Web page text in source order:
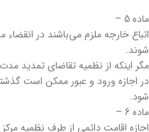
‌ماده 5 –
اتباع خارجه ملزم می‌باشند در
شوند.
مگر اینکه از نظمیه تقاضای تمدید
‌در اجازه ورود و عبور ممکن است
شود.
‌ماده 6 –
اجازه اقامت دائمی از طرف نظمیه